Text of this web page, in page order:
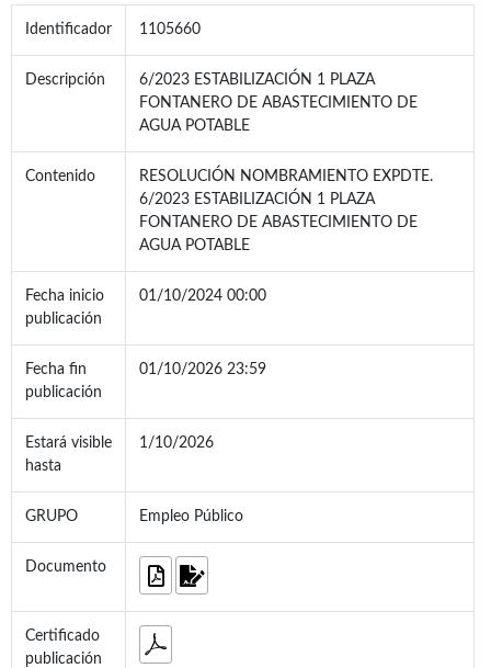
Identificador 1105660
Descripción
6/2023 ESTABILIZACIÓN 1 PLAZA
FONTANERO DE ABASTECIMIENTO DE
AGUA POTABLE
Contenido
RESOLUCIÓN NOMBRAMIENTO EXPDTE.
6/2023 ESTABILIZACIÓN 1 PLAZA
FONTANERO DE ABASTECIMIENTO DE
AGUA POTABLE
Fecha inicio
publicación
01/10/2024 00:00
Fecha fin
publicación
01/10/2026 23:59
Estará visible
hasta
1/10/2026
GRUPO Empleo Público
Documento
Certificado
publicación